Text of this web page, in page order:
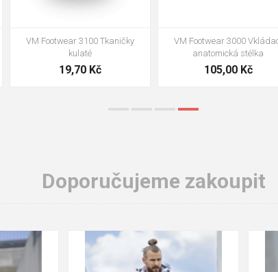
Bennon ACTIVA ESD vložka
249,00 Kč
VM Footwear 3950 Obouvací
plastová 25cm
34,00 Kč
Doporučujeme zakoupit